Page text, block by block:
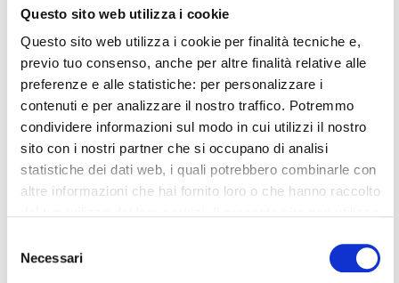
Questo sito web utilizza i cookie
Questo sito web utilizza i cookie per finalità tecniche e,
previo tuo consenso, anche per altre finalità relative alle
preferenze e alle statistiche: per personalizzare i
contenuti e per analizzare il nostro traffico. Potremmo
condividere informazioni sul modo in cui utilizzi il nostro
sito con i nostri partner che si occupano di analisi
statistiche dei dati web, i quali potrebbero combinarle con
altre informazioni che hai fornito loro o che hanno raccolto
Chiudendo il banner, cliccando sulla X in alto a destra,
delNecessari
GROWTH THROUGH NEW
PORTFOLIO PURCHASES
GOES ON
Signed agreement with
Creval for the acquisition of
a €177m secured non-
– Today AMCO signed